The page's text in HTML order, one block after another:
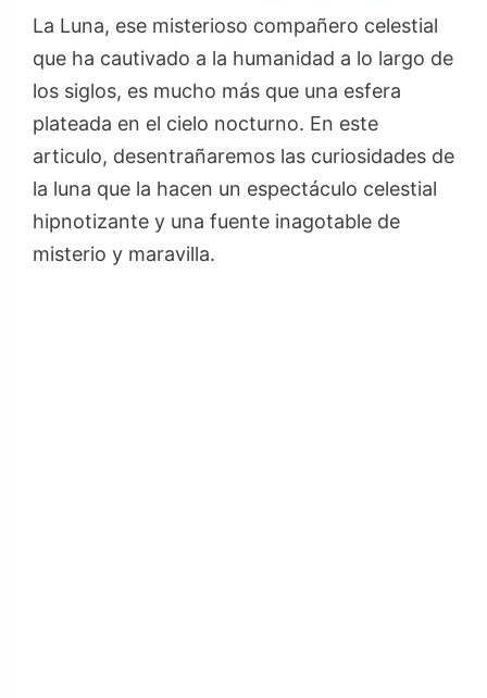
La Luna, ese misterioso compañero celestial
que ha cautivado a la humanidad a lo largo de
los siglos, es mucho más que una esfera
plateada en el cielo nocturno. En este
articulo, desentrañaremos las curiosidades de
la luna que la hacen un espectáculo celestial
hipnotizante y una fuente inagotable de
misterio y maravilla.